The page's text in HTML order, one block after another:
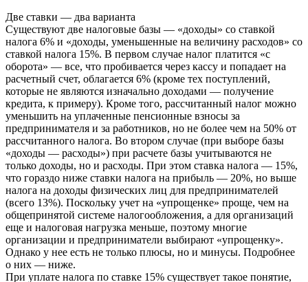
Две ставки — два варианта
Существуют две налоговые базы — «доходы» со ставкой
налога 6% и «доходы, уменьшенные на величину расходов» со
ставкой налога 15%. В первом случае налог платится «с
оборота» — все, что пробивается через кассу и попадает на
расчетный счет, облагается 6% (кроме тех поступлений,
которые не являются изначально доходами — получение
кредита, к примеру). Кроме того, рассчитанный налог можно
уменьшить на уплаченные пенсионные взносы за
предпринимателя и за работников, но не более чем на 50% от
рассчитанного налога. Во втором случае (при выборе базы
«доходы — расходы») при расчете базы учитываются не
только доходы, но и расходы. При этом ставка налога — 15%,
что гораздо ниже ставки налога на прибыль — 20%, но выше
налога на доходы физических лиц для предпринимателей
(всего 13%). Поскольку учет на «упрощенке» проще, чем на
общепринятой системе налогообложения, а для организаций
еще и налоговая нагрузка меньше, поэтому многие
организации и предприниматели выбирают «упрощенку».
Однако у нее есть не только плюсы, но и минусы. Подробнее
о них — ниже.
При уплате налога по ставке 15% существует такое понятие,